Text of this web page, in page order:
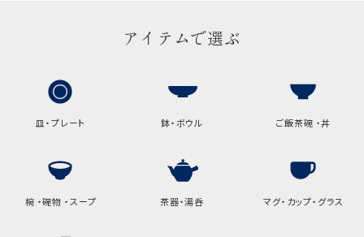
包装紙でお包みできない一部
手提袋はお付けできません。
手提げ袋について
アイテムで選ぶ
皿・プレート 鉢・ボウル ご飯茶碗 ・丼
椀 ・碗物 ・スープ 茶器・湯呑 マグ・カップ・グラス